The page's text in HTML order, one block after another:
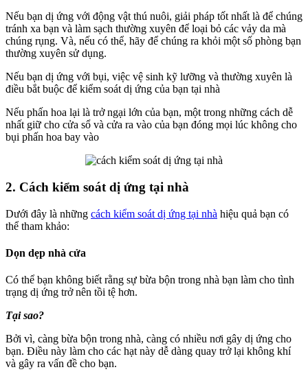
Nếu bạn dị ứng với động vật thú nuôi, giải pháp tốt nhất là để chúng
tránh xa bạn và làm sạch thường xuyên để loại bỏ các vảy da mà
chúng rụng. Và, nếu có thể, hãy để chúng ra khỏi một số phòng bạn
thường xuyên sử dụng.
Nếu bạn dị ứng với bụi, việc vệ sinh kỹ lưỡng và thường xuyên là
điều bắt buộc để kiểm soát dị ứng của bạn tại nhà
Nếu phấn hoa lại là trở ngại lớn của bạn, một trong những cách dễ
nhất giữ cho cửa sổ và cửa ra vào của bạn đóng mọi lúc không cho
bụi phấn hoa bay vào
2. Cách kiểm soát dị ứng tại nhà
Dưới đây là những cách kiểm soát dị ứng tại nhà hiệu quả bạn có
thể tham khảo:
Dọn dẹp nhà cửa
Có thể bạn không biết rằng sự bừa bộn trong nhà bạn làm cho tình
trạng dị ứng trở nên tồi tệ hơn.
Tại sao?
Bởi vì, càng bừa bộn trong nhà, càng có nhiều nơi gây dị ứng cho
bạn. Điều này làm cho các hạt này dễ dàng quay trở lại không khí
và gây ra vấn đề cho bạn.